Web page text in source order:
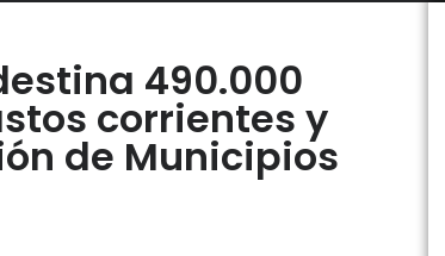
490.000
corrientes y
de Municipios